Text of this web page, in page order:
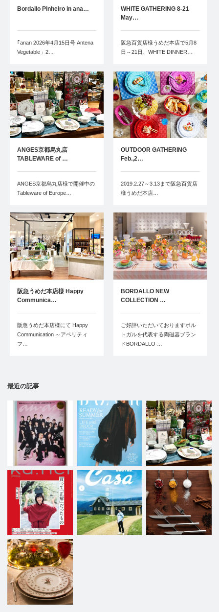
Bordallo Pinheiro in ana…
｢anan 2026年4月15日号 Antena
Vegetable」2…
WHITE GATHERING 8-21
May…
阪急百貨店様うめだ本店で5月8
日～21日、WHITE DINNER…
ANGES京都烏丸店
TABLEWARE of …
ANGES京都烏丸店様で開催中の
Tableware of Europe…
OUTDOOR GATHERING
Feb.,2…
2019.2.27～3.13まで阪急百貨店
様うめだ本店…
阪急うめだ本店様 Happy
Communica…
阪急うめだ本店様にて Happy
Communication ～アペリティ
フ…
BORDALLO NEW
COLLECTION …
ご好評いただいておりますポル
トガルを代表する陶磁器ブラン
ドBORDALLO …
最近の記事